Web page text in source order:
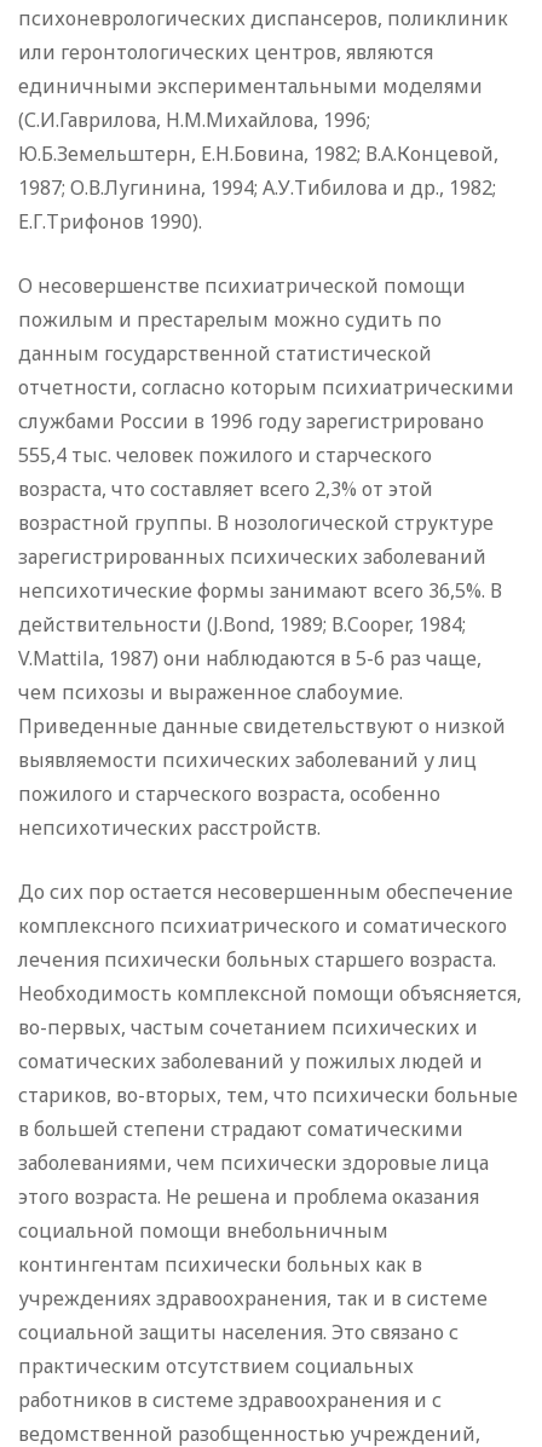
психоневрологических диспансеров, поликлиник
или геронтологических центров, являются
единичными экспериментальными моделями
(С.И.Гаврилова, Н.М.Михайлова, 1996;
Ю.Б.Земельштерн, Е.Н.Бовина, 1982; В.А.Концевой,
1987; О.В.Лугинина, 1994; А.У.Тибилова и др., 1982;
Е.Г.Трифонов 1990).
О несовершенстве психиатрической помощи
пожилым и престарелым можно судить по
данным государственной статистической
отчетности, согласно которым психиатрическими
службами России в 1996 году зарегистрировано
555,4 тыс. человек пожилого и старческого
возраста, что составляет всего 2,3% от этой
возрастной группы. В нозологической структуре
зарегистрированных психических заболеваний
непсихотические формы занимают всего 36,5%. В
действительности (J.Bond, 1989; В.Cooper, 1984;
V.Mattila, 1987) они наблюдаются в 5-6 раз чаще,
чем психозы и выраженное слабоумие.
Приведенные данные свидетельствуют о низкой
выявляемости психических заболеваний у лиц
пожилого и старческого возраста, особенно
непсихотических расстройств.
До сих пор остается несовершенным обеспечение
комплексного психиатрического и соматического
лечения психически больных старшего возраста.
Необходимость комплексной помощи объясняется,
во-первых, частым сочетанием психических и
соматических заболеваний у пожилых людей и
стариков, во-вторых, тем, что психически больные
в большей степени страдают соматическими
заболеваниями, чем психически здоровые лица
этого возраста. Не решена и проблема оказания
социальной помощи внебольничным
контингентам психически больных как в
учреждениях здравоохранения, так и в системе
социальной защиты населения. Это связано с
практическим отсутствием социальных
работников в системе здравоохранения и с
ведомственной разобщенностью учреждений,